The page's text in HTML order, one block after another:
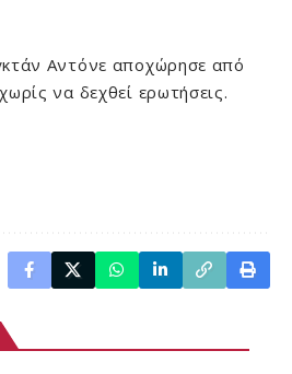
Αντόνε αποχώρησε από
να δεχθεί ερωτήσεις.